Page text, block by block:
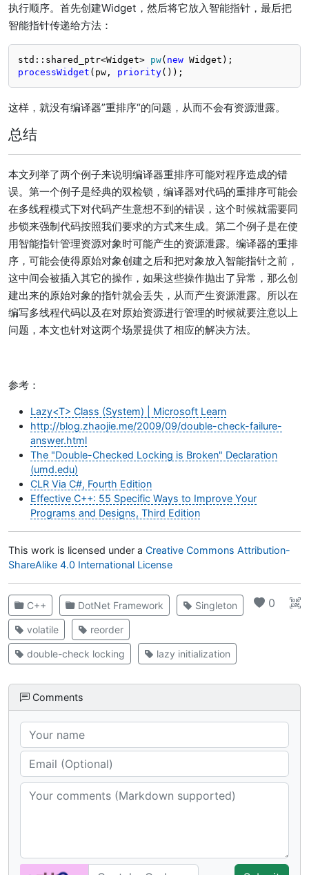
执行顺序。首先创建Widget，然后将它放入智能指针，最后把
智能指针传递给方法：
std::shared_ptr<Widget> pw( new Widget)
processWidget (pw, priority());
这样，就没有编译器”重排序“的问题，从而不会有资源泄露。
总结
本文列举了两个例子来说明编译器重排序可能对程序造成的错
误。第一个例子是经典的双检锁，编译器对代码的重排序可能会
在多线程模式下对代码产生意想不到的错误，这个时候就需要同
步锁来强制代码按照我们要求的方式来生成。第二个例子是在使
用智能指针管理资源对象时可能产生的资源泄露。编译器的重排
序，可能会使得原始对象创建之后和把对象放入智能指针之前，
这中间会被插入其它的操作，如果这些操作抛出了异常，那么创
建出来的原始对象的指针就会丢失，从而产生资源泄露。所以在
编写多线程代码以及在对原始资源进行管理的时候就要注意以上
问题，本文也针对这两个场景提供了相应的解决方法。
参考：
Lazy<T> Class (System) | Microsoft Learn
http://blog.zhaojie.me/2009/09/double-check-failure-
answer.html
The "Double-Checked Locking is Broken" Declaration
(umd.edu)
CLR Via C#, Fourth Edition
Effective C++: 55 Specific Ways to Improve Your
Programs and Designs, Third Edition
This work is licensed under a Creative Commons Attribution-
ShareAlike 4.0 International License
0
C++ DotNet Framework Singleton
volatile reorder
double-check locking lazy initialization
Comments